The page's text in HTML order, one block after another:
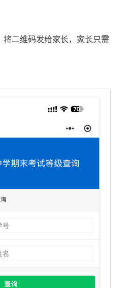
将二维码发给家长，家长只需